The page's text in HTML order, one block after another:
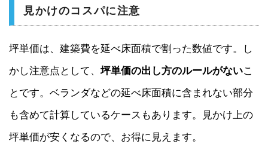
見かけのコスパに注意
坪単価は、建築費を延べ床面積で割った数値です。し
かし注意点として、 坪単価の出し方のルールがないこ
とです。ベランダなどの延べ床面積に含まれない部分
も含めて計算しているケースもあります。見かけ上の
坪単価が安くなるので、お得に見えます。